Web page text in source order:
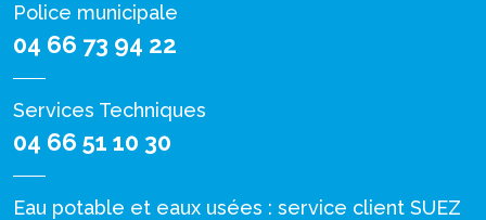
Police municipale
04 66 73 94 22
Services Techniques
04 66 51 10 30
Eau potable et eaux usées : service client SUEZ